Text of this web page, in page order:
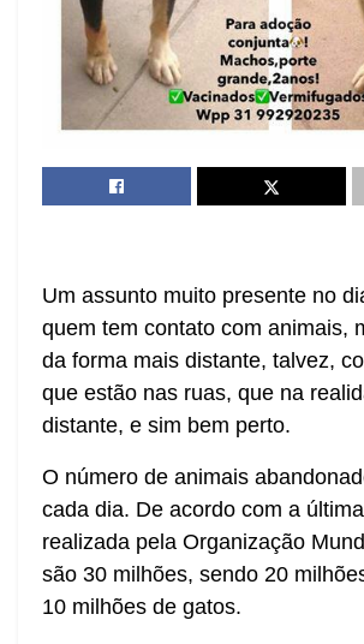
Um assunto muito presente no
quem tem contato com animais,
da forma mais distante, talvez,
que estão nas ruas, que na
distante, e sim bem perto.
O número de animais
cada dia. De acordo com a
realizada pela Organização
são 30 milhões, sendo 20
10 milhões de gatos.